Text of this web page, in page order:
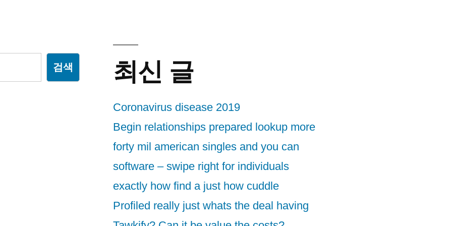
검색 최신 글
Coronavirus disease 2019
Begin relationships prepared lookup more
forty mil american singles and you can
software – swipe right for individuals
exactly how find a just how cuddle
Profiled really just whats the deal having